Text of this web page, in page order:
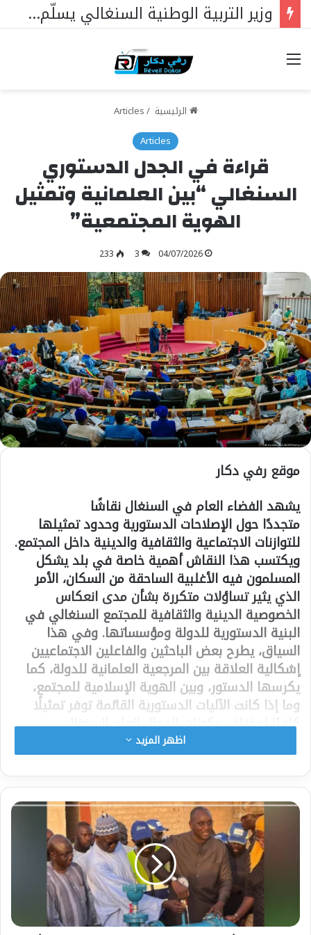
وزير التربية الوطنية السنغالي يسلّم علم الجمهورية لممثليها في مسابقة الملك عبد العزيز الدولية لحفظ القرآن الكريم بالمملكة العربية السعودية
خيارات
الرئيسية /
Articles
Articles
قراءة في الجدل الدستوري
السنغالي “بين العلمانية وتمثيل
الهوية المجتمعية”
04/07/2026
3
233
موقع رفي دكار
يشهد الفضاء العام في السنغال نقاشًا
متجددًا حول الإصلاحات الدستورية وحدود تمثيلها
للتوازنات الاجتماعية والثقافية والدينية داخل المجتمع.
ويكتسب هذا النقاش أهمية خاصة في بلد يشكل
المسلمون فيه الأغلبية الساحقة من السكان، الأمر
الذي يثير تساؤلات متكررة بشأن مدى انعكاس
الخصوصية الدينية والثقافية للمجتمع السنغالي في
البنية الدستورية للدولة ومؤسساتها. وفي هذا
السياق، يطرح بعض الباحثين والفاعلين الاجتماعيين
إشكالية العلاقة بين المرجعية العلمانية للدولة، كما
يكرسها الدستور، وبين الهوية الإسلامية للمجتمع،
وما إذا كانت الآليات الدستورية القائمة توفر تمثيلًا
كافيًا لمختلف مكونات المجال العام السنغالي.
من منظور نقدي، يرى عدد من المتابعين أن المسار
الدستوري في السنغال ظل، منذ الاستقلال، مرتبطًا
إلى حد كبير بالنخب السياسية والإدارية والقانونية،
أكثر من ارتباطه بمشاركة مجتمعية واسعة النطاق.
ويُشار في هذا السياق إلى أن الدساتير المتعاقبة
والتعديلات التي طرأت عليها صيغت أساسًا من خلال
المؤسسات السياسية، مع حضور ملحوظ للخبراء
القانونيين و”منظمات المجتمع المدني”، في حين بقيت
قطاعات واسعة من المجتمع خارج دائرة التأثير المباشر
في عملية الصياغة. ومن ثم يثار التساؤل حول مدى
قدرة هذه الآليات على التعبير عن الإرادة الشعبية
اظهر المزيد